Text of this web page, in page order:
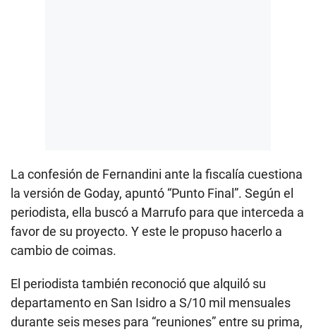
La confesión de Fernandini ante la fiscalía cuestiona
la versión de Goday, apuntó “Punto Final”. Según el
periodista, ella buscó a Marrufo para que interceda a
favor de su proyecto. Y este le propuso hacerlo a
cambio de coimas.
El periodista también reconoció que alquiló su
departamento en San Isidro a S/10 mil mensuales
durante seis meses para “reuniones” entre su prima,